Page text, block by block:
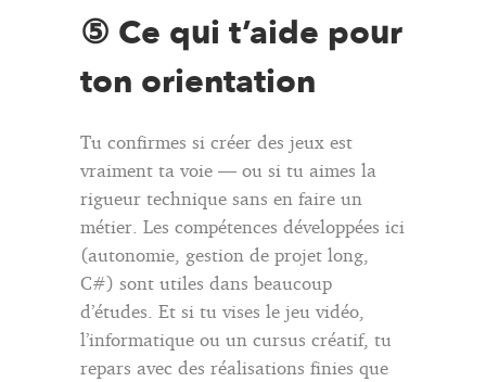
⑤ Ce qui t’aide pour
ton orientation
Tu confirmes si créer des jeux est
vraiment ta voie — ou si tu aimes la
rigueur technique sans en faire un
métier. Les compétences développées ici
(autonomie, gestion de projet long,
C#) sont utiles dans beaucoup
d’études. Et si tu vises le jeu vidéo,
l’informatique ou un cursus créatif, tu
repars avec des réalisations finies que